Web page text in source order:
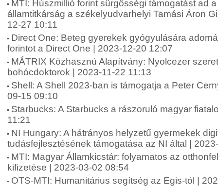
MTI: Húszmillió forint sürgősségi támogatást ad
államtitkárság a székelyudvarhelyi Tamási Áron
12-27 10:11
Direct One: Beteg gyerekek gyógyulására
forintot a Direct One | 2023-12-20 12:07
MÁTRIX Közhasznú Alapítvány: Nyolcezer
bohócdoktorok | 2023-11-22 11:13
Shell: A Shell 2023-ban is támogatja a Peter
09-15 09:10
Starbucks: A Starbucks a rászoruló magyar
11:21
NI Hungary: A hátrányos helyzetű gyermekek
tudásfejlesztésének támogatása az NI által |
MTI: Magyar Államkicstár: folyamatos az
kifizetése | 2023-03-02 08:54
OTS-MTI: Humanitárius segítség az Egis-tól |